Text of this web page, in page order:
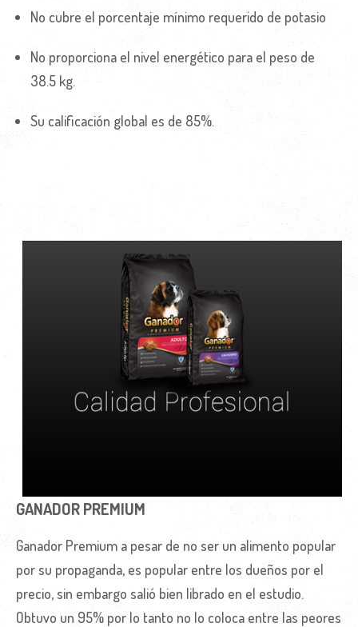
No cubre el porcentaje mínimo requerido de potasio
No proporciona el nivel energético para el peso de
38.5 kg.
Su calificación global es de 85%.
GANADOR PREMIUM
Ganador Premium a pesar de no ser un alimento popular
por su propaganda, es popular entre los dueños por el
precio, sin embargo salió bien librado en el estudio.
Obtuvo un 95% por lo tanto no lo coloca entre las peores